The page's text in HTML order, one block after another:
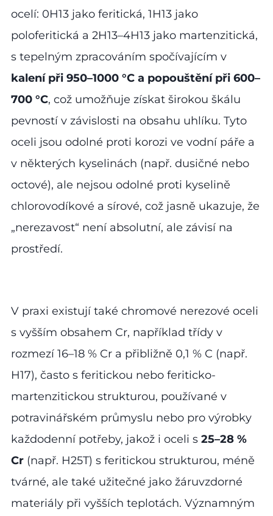
ocelí: 0H13 jako feritická, 1H13 jako
poloferitická a 2H13–4H13 jako martenzitická,
s tepelným zpracováním spočívajícím v
kalení při 950–1000 °C a popouštění při 600–
700 °C, což umožňuje získat širokou škálu
pevností v závislosti na obsahu uhlíku. Tyto
oceli jsou odolné proti korozi ve vodní páře a
v některých kyselinách (např. dusičné nebo
octové), ale nejsou odolné proti kyselině
chlorovodíkové a sírové, což jasně ukazuje, že
„nerezavost“ není absolutní, ale závisí na
prostředí.
V praxi existují také chromové nerezové oceli
s vyšším obsahem Cr, například třídy v
rozmezí 16–18 % Cr a přibližně 0,1 % C (např.
H17), často s feritickou nebo feriticko-
martenzitickou strukturou, používané v
potravinářském průmyslu nebo pro výrobky
každodenní potřeby, jakož i oceli s 25–28 %
Cr (např. H25T) s feritickou strukturou, méně
tvárné, ale také užitečné jako žáruvzdorné
materiály při vyšších teplotách. Významným